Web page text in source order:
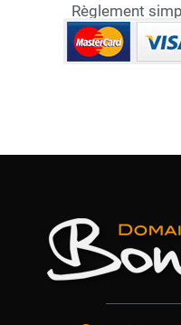
Règlement